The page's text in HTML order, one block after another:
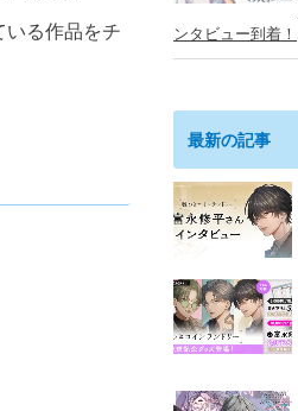
いる作品をチ
ンタビュー到着！
最新の記事